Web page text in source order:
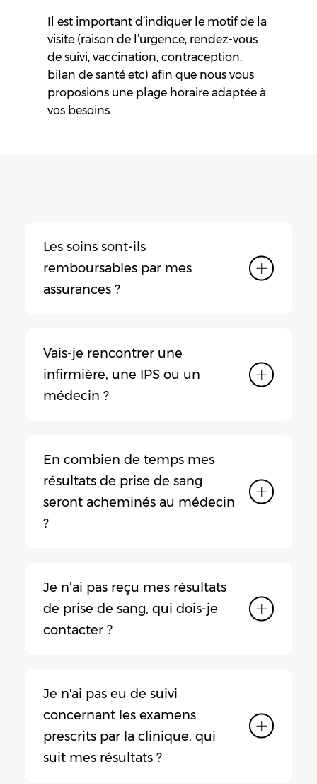
Il est important d’indiquer le motif de la
visite (raison de l’urgence, rendez-vous
de suivi, vaccination, contraception,
bilan de santé etc) afin que nous vous
proposions une plage horaire adaptée à
vos besoins.
Les soins sont-ils
remboursables par mes
assurances ?
Vais-je rencontrer une
infirmière, une IPS ou un
médecin ?
En combien de temps mes
résultats de prise de sang
seront acheminés au médecin
?
Je n’ai pas reçu mes résultats
de prise de sang, qui dois-je
contacter ?
Je n'ai pas eu de suivi
concernant les examens
prescrits par la clinique, qui
suit mes résultats ?